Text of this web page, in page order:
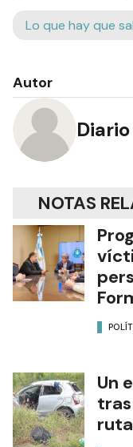
Lo que hay que
Autor
NOTAS
Un